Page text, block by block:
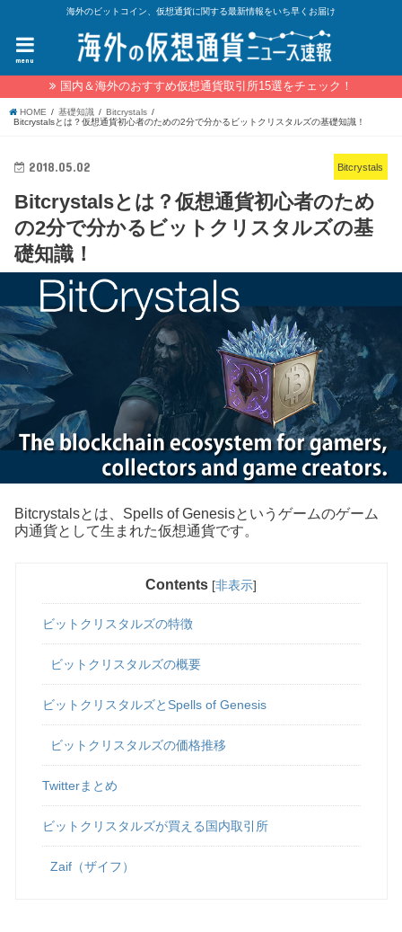
海外のビットコイン、仮想通貨に関する最新情報をいち早くお届け
menu
国内＆海外のおすすめ仮想通貨取引所15選をチェック！
HOME 基礎知識
Bitcrystals
Bitcrystalsとは？仮想通貨初心者のための2分で分かるビットクリスタルズの基礎知識！
Bitcrystals
2018.05.02
Bitcrystalsとは？仮想通貨初心者のため
の2分で分かるビットクリスタルズの基
礎知識！
Bitcrystalsとは、Spells of Genesisというゲームのゲーム
内通貨として生まれた仮想通貨です。
Contents [非表示]
ビットクリスタルズの特徴
ビットクリスタルズの概要
ビットクリスタルズとSpells of Genesis
ビットクリスタルズの価格推移
Twitterまとめ
ビットクリスタルズが買える国内取引所
Zaif（ザイフ）